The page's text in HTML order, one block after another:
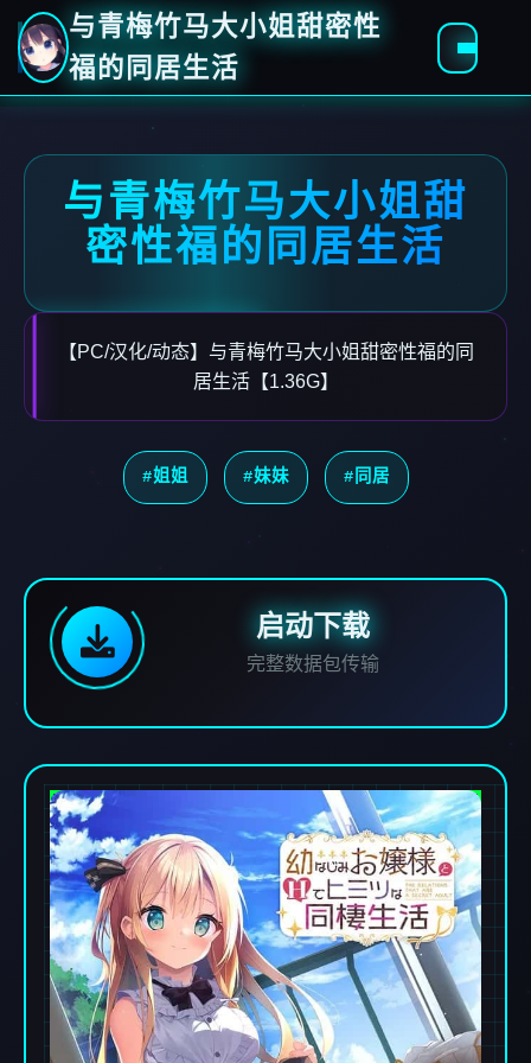
与青梅竹马大小姐甜密性
福的同居生活
与青梅竹马大小姐甜
密性福的同居生活
【PC/汉化/动态】与青梅竹马大小姐甜密性福的同
居生活【1.36G】
#姐姐 #妹妹 #同居
启动下载
完整数据包传输